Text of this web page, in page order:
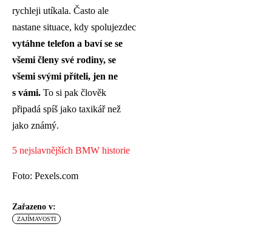
rychleji utíkala. Často ale
nastane situace, kdy spolujezdec
vytáhne telefon a baví se se
všemi členy své rodiny, se
všemi svými příteli, jen ne
s vámi. To si pak člověk
připadá spíš jako taxikář než
jako známý.
5 nejslavnějších BMW historie
Foto: Pexels.com
Zařazeno v:
ZAJÍMAVOSTI